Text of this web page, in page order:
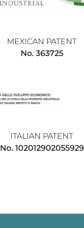
MEXICAN PATENT
No. 363725
ITALIAN PATENT
No. 102012902055929